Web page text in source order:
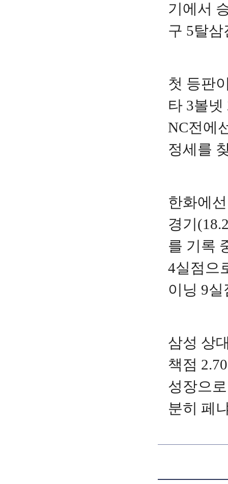
기에서
구 5탈
첫 등판
타 3볼
NC전에
정세를
한화에
경기
를 기록
4실점으
이닝 9
삼성 상
책점
성장으
분히 페